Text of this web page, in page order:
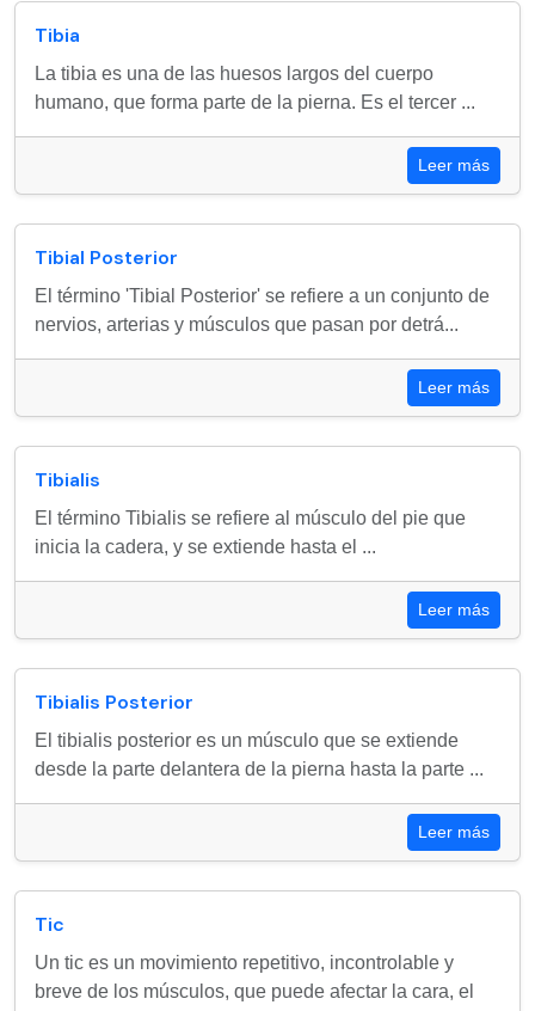
Tibia
La tibia es una de las huesos largos del cuerpo
humano, que forma parte de la pierna. Es el tercer ...
Leer más
Tibial Posterior
El término 'Tibial Posterior' se refiere a un conjunto de
nervios, arterias y músculos que pasan por detrá...
Leer más
Tibialis
El término Tibialis se refiere al músculo del pie que
inicia la cadera, y se extiende hasta el ...
Leer más
Tibialis Posterior
El tibialis posterior es un músculo que se extiende
desde la parte delantera de la pierna hasta la parte ...
Leer más
Tic
Un tic es un movimiento repetitivo, incontrolable y
breve de los músculos, que puede afectar la cara, el